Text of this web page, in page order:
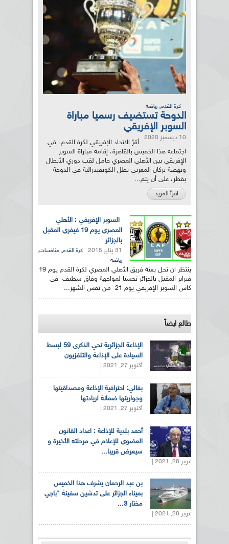
كرة القدم, رياضة
الدوحة تستضيف رسميا مباراة
السوبر الإفريقي
10 ديسمبر 2020
أقرّ الاتحاد الإفريقي لكرة القدم، في
اجتماعه هذا الخميس بالقاهرة، إقامة مباراة السوبر
الإفريقي بين الأهلي المصري حامل لقب دوري الأبطال
ونهضة بركان المغربي بطل الكونفيدرالية في الدوحة
بقطر، على أن يتم...
اقرأ المزيد
السوبر الإفريقي : الأهلي
المصري يوم 19 فيفري المقبل
بالجزائر
31 يناير 2015 كرة القدم, منافسات,
رياضة
ينتظر ان تحل بعثة فريق الأهلي المصري لكرة القدم يوم 19
فبراير المقبل بالجزائر تحسبا لمواجهة وفاق سطيف في
كاس السوبر الإفريقي يوم 21 من نفس الشهر...
طالع ايضاً
الإذاعة الجزائرية تحي الذكرى 59 لبسط
السيادة على الإذاعة والتلفزيون
أكتوبر 27, 2021 |
بغالي: احترافية الإذاعة ومصداقيتها
وجواريتها ضمانة لريادتها
أكتوبر 27, 2021 |
أحمد بلدية للإذاعة : اعداد القانون
العضوي للإعلام في مرحلته الأخيرة و
سيعرض قريبا...
أكتوبر 28, 2021 |
بن عبد الرحمان يشرف هذا الخميس
بميناء الجزائر على تدشين سفينة "باجي
مختار 3...
أكتوبر 28, 2021 |